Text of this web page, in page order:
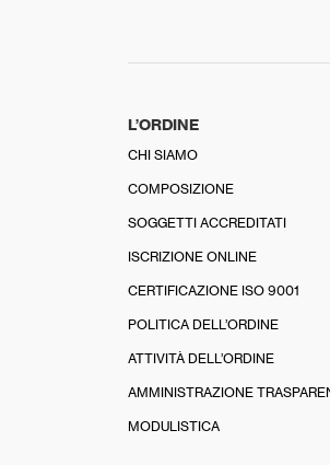
L’ORDINE
CHI SIAMO
COMPOSIZIONE
SOGGETTI ACCREDITATI
ISCRIZIONE ONLINE
CERTIFICAZIONE ISO 9001
POLITICA DELL’ORDINE
ATTIVITÀ DELL’ORDINE
AMMINISTRAZIONE
MODULISTICA